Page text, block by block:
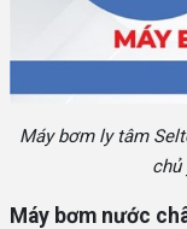
Máy bơm ly tâm
chủ
Máy bơm nước